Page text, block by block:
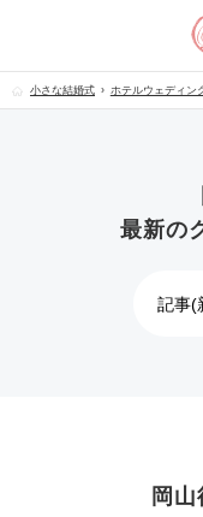
小さな結婚式 ホテルウェディン
最新の
岡